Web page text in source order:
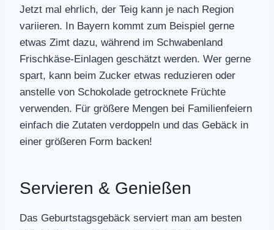
Jetzt mal ehrlich, der Teig kann je nach Region
variieren. In Bayern kommt zum Beispiel gerne
etwas Zimt dazu, während im Schwabenland
Frischkäse-Einlagen geschätzt werden. Wer gerne
spart, kann beim Zucker etwas reduzieren oder
anstelle von Schokolade getrocknete Früchte
verwenden. Für größere Mengen bei Familienfeiern
einfach die Zutaten verdoppeln und das Gebäck in
einer größeren Form backen!
Servieren & Genießen
Das Geburtstagsgebäck serviert man am besten